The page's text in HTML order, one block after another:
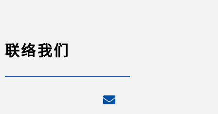
联络我们